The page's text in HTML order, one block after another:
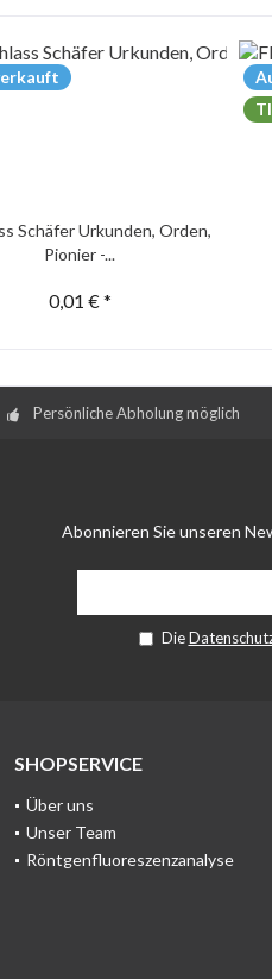
Schäfer Urkunden, Orden,
Pionier -...
0,01 € *
Persönliche Abholung möglich
Abonnieren Sie unseren
Die
SHOPSERVICE
Über uns
Unser Team
Röntgenfluoreszenzanalyse